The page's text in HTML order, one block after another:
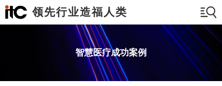
领先行业造福人类
智慧医疗成功案例